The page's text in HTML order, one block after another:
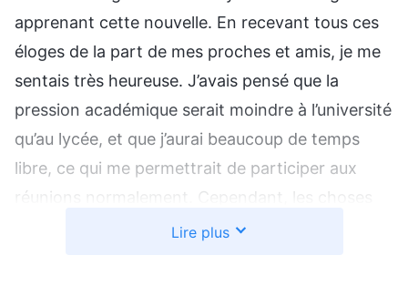
apprenant cette nouvelle. En recevant tous ces
éloges de la part de mes proches et amis, je me
sentais très heureuse. J’avais pensé que la
pression académique serait moindre à l’université
qu’au lycée, et que j’aurai beaucoup de temps
libre, ce qui me permettrait de participer aux
réunions normalement. Cependant, les choses
ne se sont pas passées comme je l’avais imaginé.
Lire plus